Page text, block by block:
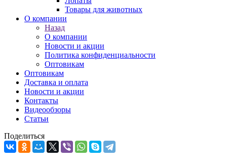
Товары для животных
О компании
Назад
О компании
Новости и акции
Политика конфиденциальности
Оптовикам
Оптовикам
Доставка и оплата
Новости и акции
Контакты
Видеообзоры
Статьи
Поделиться